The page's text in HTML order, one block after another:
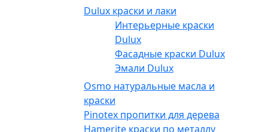
Dulux краски и лаки
Интерьерные краски
Dulux
Фасадные краски Dulux
Эмали Dulux
Osmo натуральные масла и
краски
Pinotex пропитки для дерева
Hamerite краски по металлу